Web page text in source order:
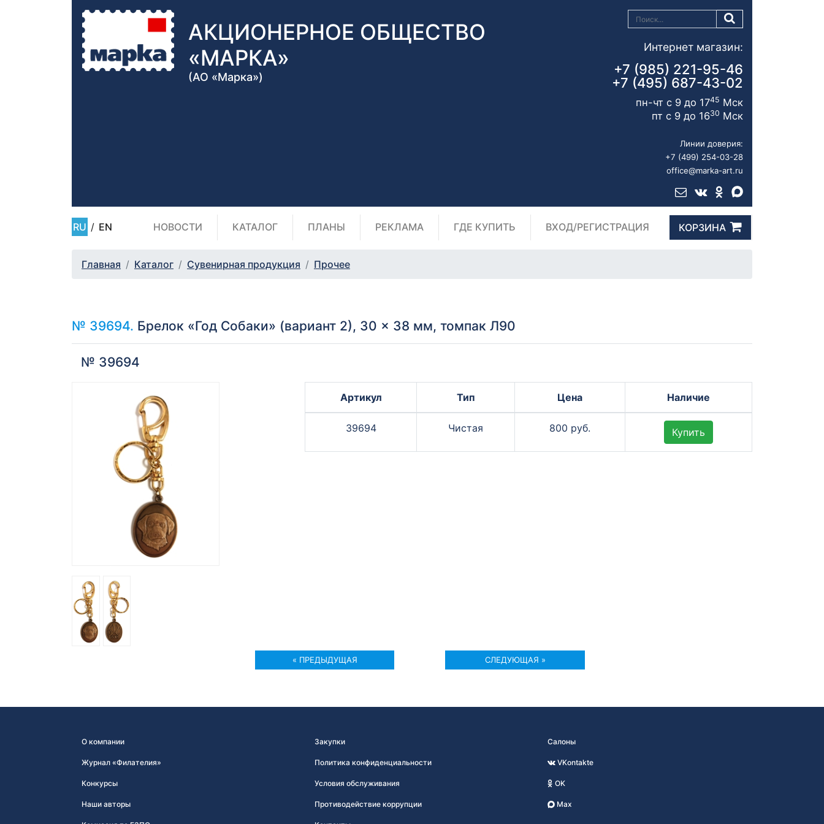
АКЦИОНЕРНОЕ ОБЩЕСТВО
«МАРКА»
(АО «Марка»)
Интернет магазин:
+7 (985) 221-95-46
+7 (495) 687-43-02
пн-чт с 9 до 1745 Мск
пт с 9 до 1630 Мск
Линии доверия:
+7 (499) 254-03-28
office@marka-art.ru
RU / EN НОВОСТИ КАТАЛОГ ПЛАНЫ РЕКЛАМА ГДЕ КУПИТЬ ВХОД/РЕГИСТРАЦИЯ КОРЗИНА
Главная Каталог Сувенирная продукция Прочее
№ 39694. Брелок «Год Собаки» (вариант 2), 30 × 38 мм, томпак Л90
№ 39694
Артикул Тип Цена Наличие
39694 Чистая 800 руб. Купить
« ПРЕДЫДУЩАЯ СЛЕДУЮЩАЯ »
О компании
Журнал «Филателия»
Конкурсы
Наши авторы
Закупки
Политика конфиденциальности
Условия обслуживания
Противодействие коррупции
Салоны
VKontakte
OK
Max